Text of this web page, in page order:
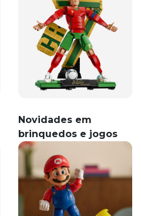
Novidades em
brinquedos e jogos